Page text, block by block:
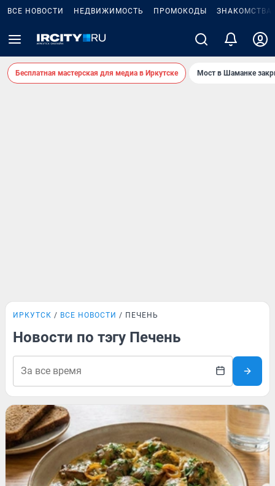
ВСЕ НОВОСТИ НЕДВИЖИМОСТЬ ПРОМОКОДЫ ЗНАКОМСТВА
Бесплатная мастерская для медиа в Иркутске Мост в Шаманке
ИРКУТСК ВСЕ НОВОСТИ ПЕЧЕНЬ
Новости по тэгу Печень